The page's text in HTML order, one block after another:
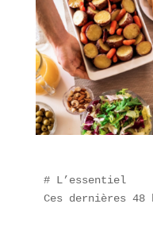
# L’essentiel
Ces dernières